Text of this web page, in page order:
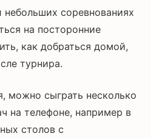
соревнованиях
на посторонние
как добраться домой,
турнира.
можно сыграть несколько
на телефоне, например в
столов с